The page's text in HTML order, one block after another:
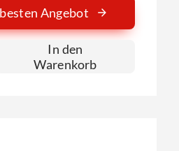
Angebot
In den
Warenkorb